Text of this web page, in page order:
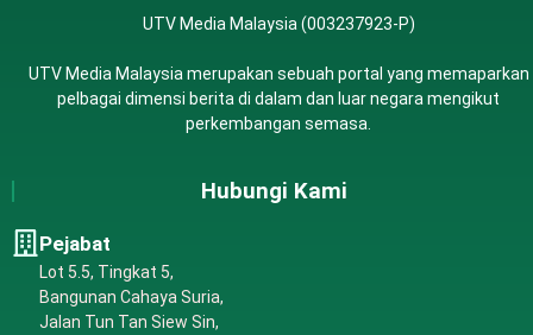
UTV Media Malaysia (003237923-P)
UTV Media Malaysia merupakan sebuah portal yang memaparkan
pelbagai dimensi berita di dalam dan luar negara mengikut
perkembangan semasa.
Hubungi Kami
Pejabat
Lot 5.5, Tingkat 5,
Bangunan Cahaya Suria,
Jalan Tun Tan Siew Sin,